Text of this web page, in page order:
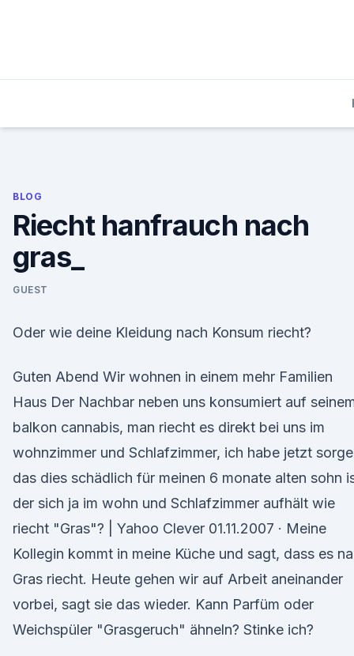
BLOG
Riecht hanfrauch nach
gras_
GUEST
Oder wie deine Kleidung nach Konsum riecht?
Guten Abend Wir wohnen in einem mehr Familien
Haus Der Nachbar neben uns konsumiert auf
balkon cannabis, man riecht es direkt bei uns im
wohnzimmer und Schlafzimmer, ich habe jetzt sorge
das dies schädlich für meinen 6 monate alten sohn
der sich ja im wohn und Schlafzimmer aufhält wie
riecht "Gras"? | Yahoo Clever 01.11.2007 · Meine
Kollegin kommt in meine Küche und sagt, dass es
Gras riecht. Heute gehen wir auf Arbeit aneinander
vorbei, sagt sie das wieder. Kann Parfüm oder
Weichspüler "Grasgeruch" ähneln? Stinke ich?